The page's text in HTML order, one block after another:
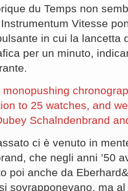
du Temps non
Vitesse
in cui la lancetta
per un minuto,
to 25 watches, and
Schalndenbrand
ci è venuto in
che negli anni ’50
poi anche da
sovrapponevano, ma